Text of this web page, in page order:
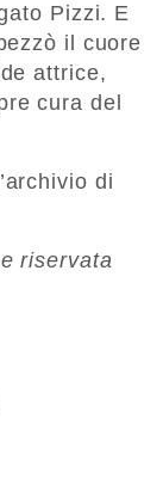
Pizzi. E
il cuore
attrice,
cura del
di
riservata